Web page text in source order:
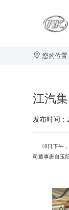
您的位
江汽
发布时间：
10日下午，
司董事唐自玉